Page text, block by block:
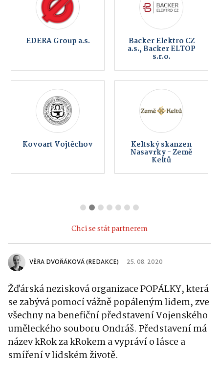
EDERA Group a.s. Backer Elektro CZ
a.s., Backer ELTOP
s.r.o.
Kovoart Vojtěchov Keltský skanzen
Nasavrky - Země
Keltů
Chci se stát partnerem
VĚRA DVOŘÁKOVÁ (REDAKCE) 25. 08. 2020
Žďárská nezisková organizace POPÁLKY, která
se zabývá pomocí vážně popáleným lidem, zve
všechny na benefiční představení Vojenského
uměleckého souboru Ondráš. Představení má
název kRok za kRokem a vypráví o lásce a
smíření v lidském životě.